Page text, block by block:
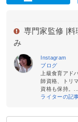
専門家監修 | 料
み
Instagram
ブログ
上級食育アド
師資格、トリ
資格も保持。...
ライターの記